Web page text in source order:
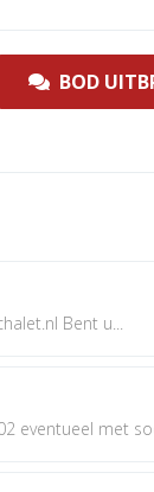
BOD
Bent u...
eventueel met